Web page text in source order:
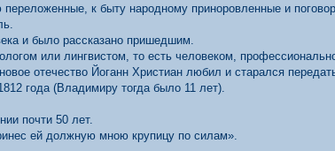
переложенные, к быту народному приноровленные и
и было рассказано пришедшим.
или лингвистом, то есть человеком,
отечество Йоганн Христиан любил и старался
года (Владимиру тогда было 11 лет).
почти 50 лет.
ей должную мною крупицу по силам».